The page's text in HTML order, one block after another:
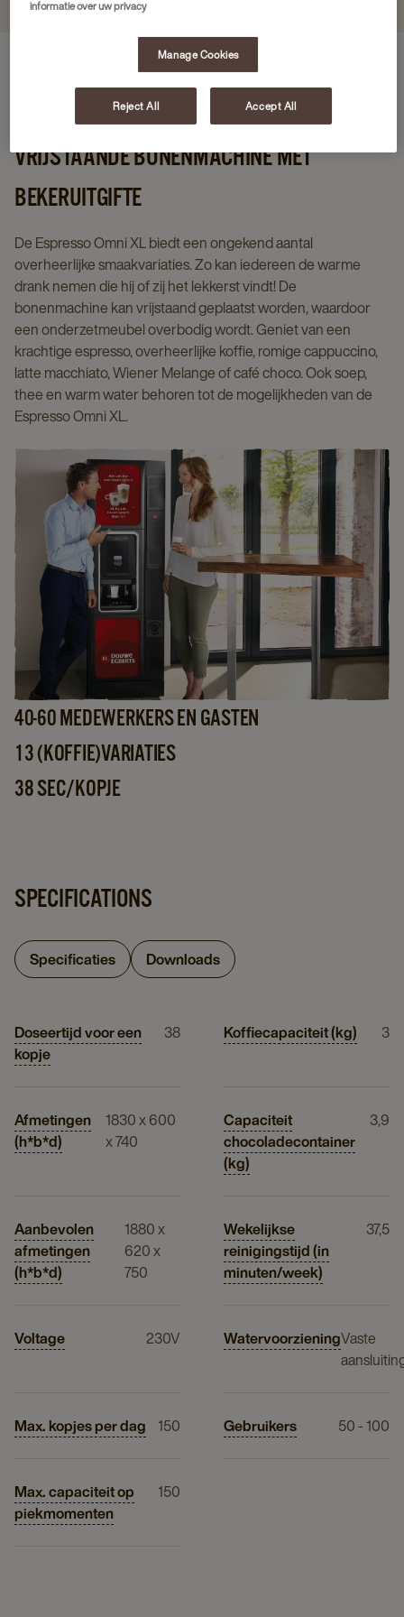
Voordelen van de machineSpecificatiesSoorten dranken
VRIJSTAANDE BONENMACHINE MET
BEKERUITGIFTE
De Espresso Omni XL biedt een ongekend aantal
overheerlijke smaakvariaties. Zo kan iedereen de warme
drank nemen die hij of zij het lekkerst vindt! De
bonenmachine kan vrijstaand geplaatst worden, waardoor
een onderzetmeubel overbodig wordt. Geniet van een
krachtige espresso, overheerlijke koffie, romige cappuccino,
latte macchiato, Wiener Melange of café choco. Ook soep,
thee en warm water behoren tot de mogelijkheden van de
Espresso Omni XL.
40-60 MEDEWERKERS EN GASTEN
13 (KOFFIE)VARIATIES
38 SEC/KOPJE
SPECIFICATIONS
Specificaties Downloads
Doseertijd voor een
kopje
38 Koffiecapaciteit (kg) 3
Afmetingen
(h*b*d)
1830 x 600
x 740
Capaciteit
chocoladecontainer
(kg)
3,9
Aanbevolen
afmetingen
(h*b*d)
1880 x
620 x
750
Wekelijkse
reinigingstijd (in
minuten/week)
37,5
Voltage 230V WatervoorzieningVaste
Max. kopjes per dag 150 Gebruikers 50 - 100
Max. capaciteit op
piekmomenten
150
informatie over uw privacy
Manage Cookies
Reject All Accept All